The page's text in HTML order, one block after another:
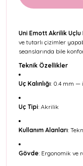
Uni Emott Akrilik Uçlu
ve tutarlı çizimler
seanslarında bile
Teknik Özellikler
Uç Kalınlığı: 0.4 mm —
Uç Tipi: Akrilik
Kullanım Alanları:
Gövde: Ergonomik ve